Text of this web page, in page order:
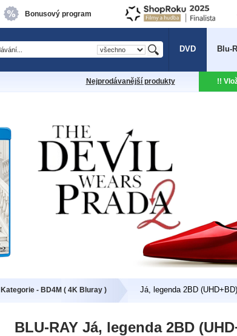
Bonusový program
DVD Blu-
Nejprodávanější produkty !!
Kategorie - BD4M ( 4K Bluray ) Já, legenda 2BD (UHD+BD)
BLU-RAY Já, legenda 2BD